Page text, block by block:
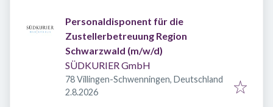
Personaldisponent für die
Zustellerbetreuung Region
Schwarzwald (m/w/d)
SÜDKURIER GmbH
78 Villingen-Schwenningen, Deutschland
Veröffentlicht
2.8.2026